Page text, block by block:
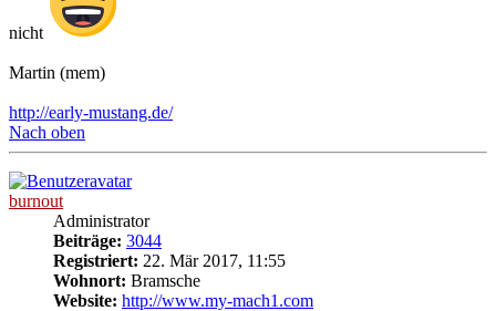
nicht
Martin (mem)
http://early-mustang.de/
Nach oben
burnout
Administrator
Beiträge: 3044
Registriert: 22. Mär 2017, 11:55
Wohnort: Bramsche
Website: http://www.my-mach1.com